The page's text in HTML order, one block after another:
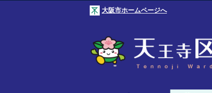
大阪市ホームページへ